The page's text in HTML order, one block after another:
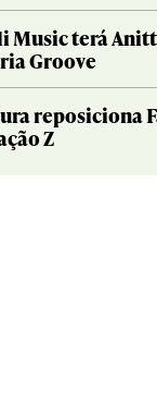
Music terá
Groove
reposiciona
Z